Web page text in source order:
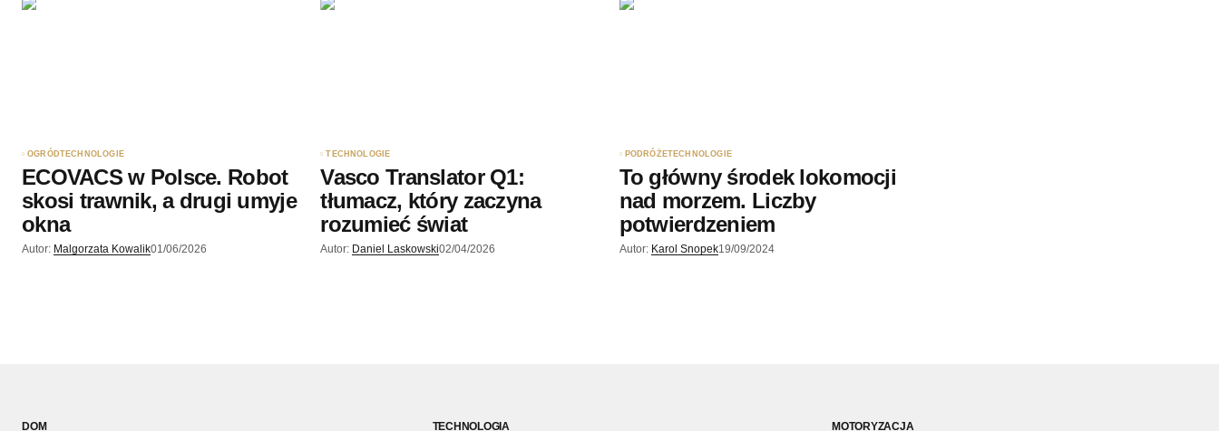
OGRÓDTECHNOLOGIE
ECOVACS w Polsce. Robot
skosi trawnik, a drugi umyje
okna
Autor: Malgorzata Kowalik01/06/2026
TECHNOLOGIE
Vasco Translator Q1:
tłumacz, który zaczyna
rozumieć świat
Autor: Daniel Laskowski02/04/2026
PODRÓŻETECHNOLOGIE
To główny środek lokomocji
nad morzem. Liczby
potwierdzeniem
Autor: Karol Snopek19/09/2024
DOM TECHNOLOGIA MOTORYZACJA